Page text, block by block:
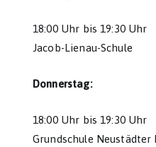
18:00 Uhr bis 19:30 Uhr
Jacob-Lienau-Schule
Donnerstag:
18:00 Uhr bis 19:30 Uhr
Grundschule Neustädter